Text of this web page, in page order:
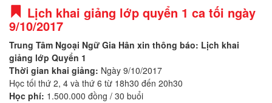
Lịch khai giảng lớp quyển 1 ca tối ngày
9/10/2017
Trung Tâm Ngoại Ngữ Gia Hân xin thông báo: Lịch khai
giảng lớp Quyển 1
Thời gian khai giảng: Ngày 9/10/2017
Học tối thứ 2, 4 và thứ 6 từ 18h30 đến 20h30
Học phí: 1.500.000 đồng / 30 buổi